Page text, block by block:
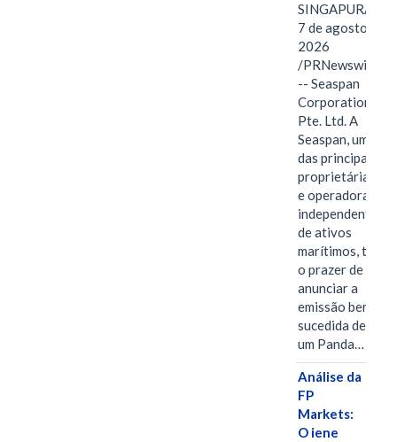
SINGAPURA,
7 de agosto de
2026
/PRNewswire/
-- Seaspan
Corporation
Pte. Ltd. A
Seaspan, uma
das principais
proprietárias
e operadoras
independentes
de ativos
marítimos, tem
o prazer de
anunciar a
emissão bem-
sucedida de
um Panda…
Análise da
FP
Markets:
O iene